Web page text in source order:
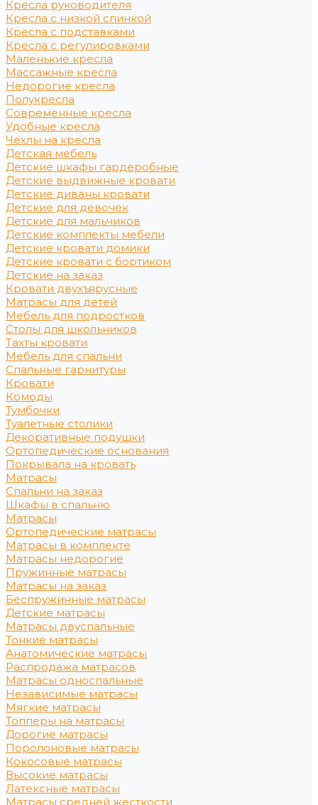
Кресла руководителя
Кресла с низкой спинкой
Кресла с подставками
Кресла с регулировками
Маленькие кресла
Массажные кресла
Недорогие кресла
Полукресла
Современные кресла
Удобные кресла
Чехлы на кресла
Детская мебель
Детские шкафы гардеробные
Детские выдвижные кровати
Детские диваны кровати
Детские для девочек
Детские для мальчиков
Детские комплекты мебели
Детские кровати домики
Детские кровати с бортиком
Детские на заказ
Кровати двухъярусные
Матрасы для детей
Мебель для подростков
Столы для школьников
Тахты кровати
Мебель для спальни
Спальные гарнитуры
Кровати
Комоды
Тумбочки
Туалетные столики
Декоративные подушки
Ортопедические основания
Покрывала на кровать
Матрасы
Спальни на заказ
Шкафы в спальню
Матрасы
Ортопедические матрасы
Матрасы в комплекте
Матрасы недорогие
Пружинные матрасы
Матрасы на заказ
Беспружинные матрасы
Детские матрасы
Матрасы двуспальные
Тонкие матрасы
Анатомические матрасы
Распродажа матрасов
Матрасы односпальные
Независимые матрасы
Мягкие матрасы
Топперы на матрасы
Дорогие матрасы
Поролоновые матрасы
Кокосовые матрасы
Высокие матрасы
Латексные матрасы
Матрасы средней жесткости